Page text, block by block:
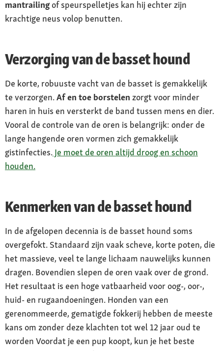
mantrailing of speurspelletjes kan hij echter zijn
krachtige neus volop benutten.
Verzorging van de basset hound
De korte, robuuste vacht van de basset is gemakkelijk
te verzorgen.Af en toe borstelen zorgt voor minder
haren in huis en versterkt de band tussen mens en dier.
Vooral de controle van de oren is belangrijk: onder de
lange hangende oren vormen zich gemakkelijk
gistinfecties. Je moet de oren altijd droog en schoon
houden.
Kenmerken van de basset hound
In de afgelopen decennia is de basset hound soms
overgefokt. Standaard zijn vaak scheve, korte poten, die
het massieve, veel te lange lichaam nauwelijks kunnen
dragen. Bovendien slepen de oren vaak over de grond.
Het resultaat is een hoge vatbaarheid voor oog-, oor-,
huid- en rugaandoeningen. Honden van een
gerenommeerde, gematigde fokkerij hebben de meeste
kans om zonder deze klachten tot wel 12 jaar oud te
worden Voordat je een pup koopt, kun je het beste